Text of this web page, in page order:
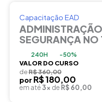
Capacitação EAD
SEGURANÇA NO
240H -50%
VALOR DO CURSO
deR$ 360,00
por R$ 180,00
em até3x de R$ 60,00